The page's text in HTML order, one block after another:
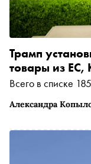
Александра
Трамп
товары из ЕС,
Всего в списке